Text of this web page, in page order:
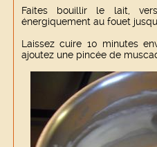
Faites bouillir le lait,
énergiquement au fouet
Laissez cuire 10 minutes
ajoutez une pincée de